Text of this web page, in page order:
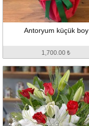
Antoryum küçük boy
1,700.00 ₺